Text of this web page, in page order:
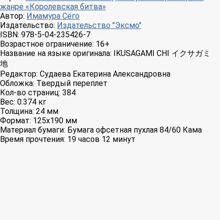
жанре «Королевская битва»
Автор: Имамура Сёго
Издательство: Издательство "Эксмо"
ISBN: 978-5-04-235426-7
Возрастное ограничение: 16+
Название на языке оригинала:
IKUSAGAMI CHI イクサガミ
地
Редактор: Судаева Екатерина Александровна
Обложка: Твердый переплет
Кол-во страниц: 384
Вес: 0.374 кг
Толщина: 24 мм
Формат: 125x190 мм
Материал бумаги: Бумага офсетная пухлая 84/60 Кама
Время прочтения: 19 часов 12 минут